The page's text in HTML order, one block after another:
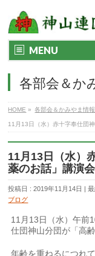
MENU
各部会＆か
HOME » 各部会＆かみやま情
11月13日（水）赤十字奉仕団
11月13日（水）
薬のお話」講演
投稿日 : 2019年11月14日
ブログ
11月13日（水）午前
仕団神山分団が「高
年齢を重ねるにつれ